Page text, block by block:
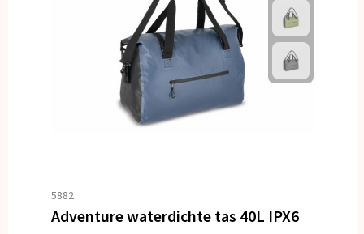
5882
Adventure waterdichte tas 40L IPX6